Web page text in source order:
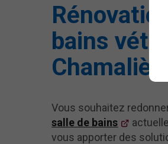
bains
Vous souhaitez
salle de bains
vous apporter des